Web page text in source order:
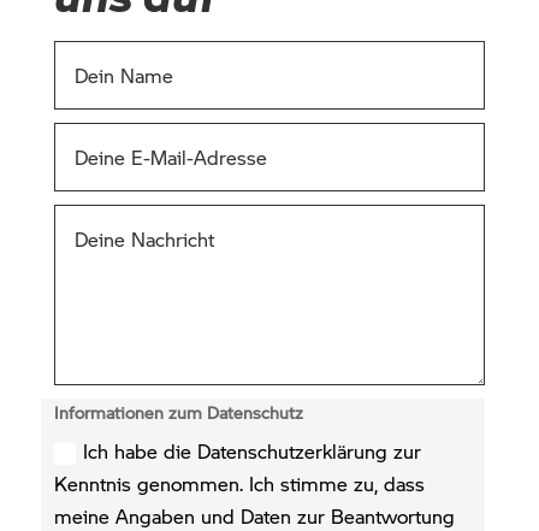
Informationen zum Datenschutz
Ich habe die Datenschutzerklärung zur
Kenntnis genommen. Ich stimme zu, dass
meine Angaben und Daten zur Beantwortung